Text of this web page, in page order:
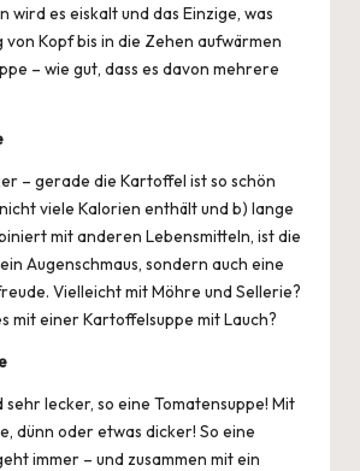
wird es eiskalt und das Einzige, was
Kopf bis in die Zehen aufwärmen
– wie gut, dass es davon mehrere
– gerade die Kartoffel ist so schön
viele Kalorien enthält und b) lange
mit anderen Lebensmitteln, ist die
Augenschmaus, sondern auch eine
Vielleicht mit Möhre und Sellerie?
mit einer Kartoffelsuppe mit Lauch?
lecker, so eine Tomatensuppe! Mit
dünn oder etwas dicker! So eine
immer – und zusammen mit ein